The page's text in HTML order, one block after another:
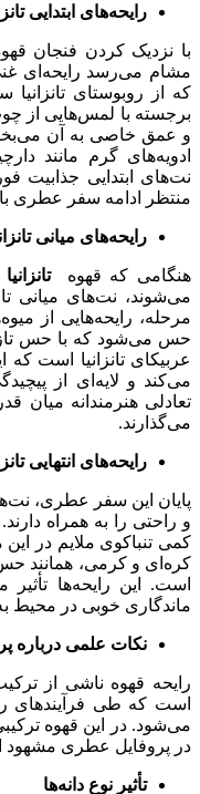
رایحه‌های ابتدایی
با نزدیک کردن فنجان
مشام می‌رسد رایحه‌ای
که از روبوستای
برجسته با لمس‌هایی از
و عمق خاصی به آن
ادویه‌های گرم مانند
نت‌های ابتدایی جذابیت
منتظر ادامه سفر عطری
رایحه‌های میانی
هنگامی که قهوهتانزانیا
می‌شوند، نت‌های میانی
مرحله، رایحه‌هایی از
حس می‌شود که با حس
عربیکای تانزانیا است
می‌کند و لایه‌ای از
تعادلی هنرمندانه میان
می‌گذارند.
رایحه‌های انتهایی
پایان این سفر عطری،
و راحتی را به همراه
کمی تنباکوی ملایم در
کره‌ای و کرمی، همانند
است. این رایحه‌ها
ماندگاری خوبی در محیط
نکات علمی درباره
است که طی فرآیندهای
می‌شود. در این قهوه
در پروفایل عطری
تأثیر نوع دانه‌ها